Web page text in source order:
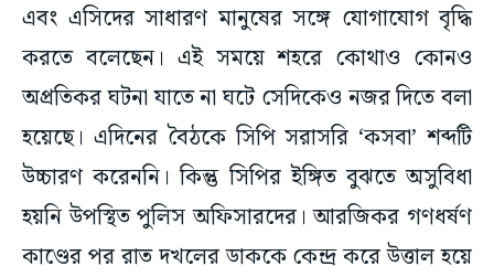
এবং এসিদের সাধারণ মানুষের সঙ্গে যোগাযোগ বৃদ্ধি
করতে বলেছেন। এই সময়ে শহরে কোথাও কোনও
অপ্রতিকর ঘটনা যাতে না ঘটে সেদিকেও নজর দিতে বলা
হয়েছে। এদিনের বৈঠকে সিপি সরাসরি ‘কসবা’ শব্দটি
উচ্চারণ করেননি। কিন্তু সিপির ইঙ্গিত বুঝতে অসুবিধা
হয়নি উপস্থিত পুলিস অফিসারদের। আরজিকর গণধর্ষণ
কাণ্ডের পর রাত দখলের ডাককে কেন্দ্র করে উত্তাল হয়ে